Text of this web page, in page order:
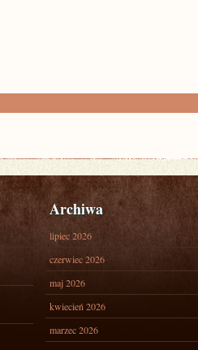
Archiwa
lipiec 2026
czerwiec 2026
maj 2026
kwiecień 2026
marzec 2026